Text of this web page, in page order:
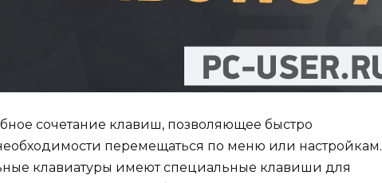
сочетание клавиш, позволяющее быстро
перемещаться по меню или настройкам.
клавиатуры имеют специальные клавиши для